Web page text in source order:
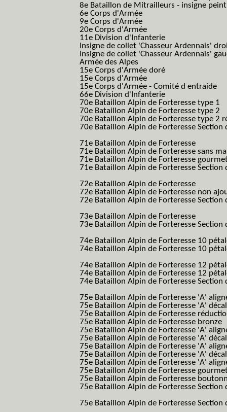
8e Bataillon de Mitrailleurs - insigne
6e Corps d'Armée
9e Corps d'Armée
20e Corps d'Armée
11e Division d'Infanterie
Insigne de collet 'Chasseur Ardennais'
Insigne de collet 'Chasseur Ardennais'
Armée des Alpes
15e Corps d'Armée doré
15e Corps d'Armée
15e Corps d'Armée - Comité d entraide
66e Division d'Infanterie
70e Bataillon Alpin de Forteresse type 1
70e Bataillon Alpin de Forteresse type 2
70e Bataillon Alpin de Forteresse type 2
70e Bataillon Alpin de Forteresse
71e Bataillon Alpin de Forteresse
71e Bataillon Alpin de Forteresse sans
71e Bataillon Alpin de Forteresse
71e Bataillon Alpin de Forteresse
72e Bataillon Alpin de Forteresse
72e Bataillon Alpin de Forteresse non
72e Bataillon Alpin de Forteresse
73e Bataillon Alpin de Forteresse
73e Bataillon Alpin de Forteresse
74e Bataillon Alpin de Forteresse 10
74e Bataillon Alpin de Forteresse 10
74e Bataillon Alpin de Forteresse 12
74e Bataillon Alpin de Forteresse 12
74e Bataillon Alpin de Forteresse
75e Bataillon Alpin de Forteresse 'A'
75e Bataillon Alpin de Forteresse 'A'
75e Bataillon Alpin de Forteresse
75e Bataillon Alpin de Forteresse bronze
75e Bataillon Alpin de Forteresse 'A'
75e Bataillon Alpin de Forteresse 'A'
75e Bataillon Alpin de Forteresse 'A'
75e Bataillon Alpin de Forteresse 'A'
75e Bataillon Alpin de Forteresse 'A'
75e Bataillon Alpin de Forteresse
75e Bataillon Alpin de Forteresse
75e Bataillon Alpin de Forteresse
75e Bataillon Alpin de Forteresse